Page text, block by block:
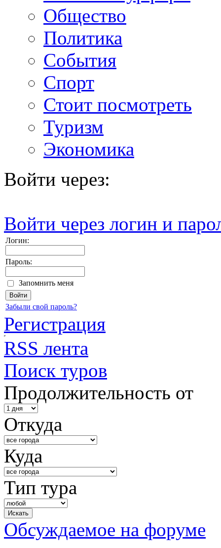
Общество
Политика
События
Спорт
Стоит посмотреть
Туризм
Экономика
Войти через:
Войти через логин и
Логин:
Пароль:
Запомнить меня
Забыли свой пароль?
Регистрация
RSS лента
Поиск туров
Продолжительность от
Откуда
Куда
Тип тура
Обсуждаемое на форуме